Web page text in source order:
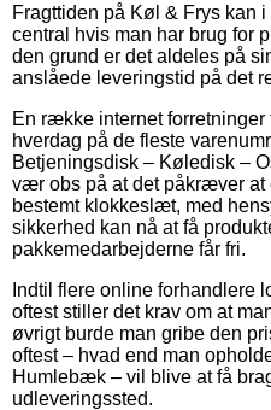
Fragttiden på Køl & Frys
central hvis man har brug for
den grund er det aldeles på
anslåede leveringstid på det
En række internet
hverdag på de fleste
Betjeningsdisk – Køledisk –
vær obs på at det påkræver at
bestemt klokkeslæt, med
sikkerhed kan nå at få
pakkemedarbejderne får fri.
Indtil flere online forhandlere
oftest stiller det krav om at
øvrigt burde man gribe den
oftest – hvad end man
Humlebæk – vil blive at få
udleveringssted.